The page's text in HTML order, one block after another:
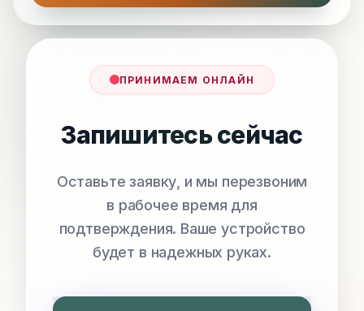
ПРИНИМАЕМ ОНЛАЙН
Запишитесь сейчас
Оставьте заявку, и мы перезвоним
в рабочее время для
подтверждения. Ваше устройство
будет в надежных руках.